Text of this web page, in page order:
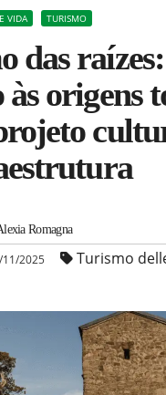
VIDA TURISMO
das
origens
Romagna
2025 Turismo